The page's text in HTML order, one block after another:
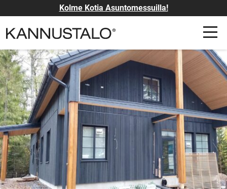
Kolme Kotia Asuntomessuilla!